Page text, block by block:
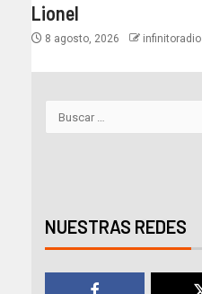
Lionel
8 agosto, 2026 infinitoradio
NUESTRAS REDES